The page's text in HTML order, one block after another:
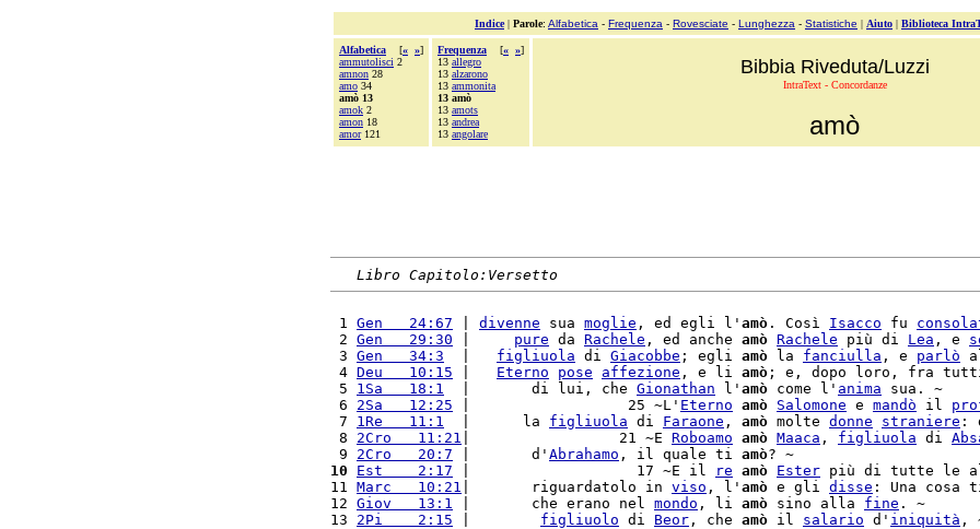
Indice| Parole: Alfabetica - Frequenza - Rovesciate - Lunghezza - Statistiche | Aiuto | Biblioteca
Alfabetica [« »]
ammutolisci 2
amnon 28
amo 34
amò 13
amok 2
amon 18
amor121
Frequenza [« »]
13 allegro
13 alzarono
13 ammonita
13 amò
13 amots
13 andrea
13 angolare
Bibbia Riveduta/Luzzi
IntraText - Concordanze
amò
Libro Capitolo:Versetto
1 Gen   24:67 divenne sua moglie , ed egli l' amò . Così Isacco fu
2 Gen   29:30 pure da Rachele , ed anche amò Rachele più di Lea , e
3 Gen   34:3 figliuola di Giacobbe ; egli amò la fanciulla , e parlò
4 Deu   10:15 Eterno pose affezione , e li amò ; e, dopo loro, fra
5 1Sa   18:1
  |       di lui, che
Gionathan l' amò come l' anima sua. ~
6 2Sa   12:25 |                  25 ~L' Eterno amò Salomone e mandò il
7 1Re   11:1
  |      la
figliuola di Faraone , amò molte donne straniere :
8 2Cro   11:21 |                 21 ~E Roboamo amò Maaca , figliuola di
9 2Cro   20:7 |       d' Abrahamo , il quale ti amò
10
Est    2:17 |                   17 ~E il re amò Ester più di tutte le
11 Marc   10:21 |       riguardatolo in viso , l' amò e gli disse : Una cosa
12 Giov   13:1 |       che erano nel mondo , li amò sino alla fine . ~
13 2Pi    2:15 figliuolo di Beor , che amò il salario d' iniquità